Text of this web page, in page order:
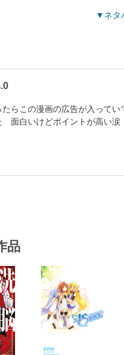
ネタ
らこの漫画の広告が入ってい
面白いけどポイントが高い
品